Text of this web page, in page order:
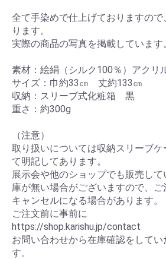
全て手染めで仕上げておりますの
ります。
実際の商品の写真を掲載しています
素材：絵絹（シルク100％）アクリ
サイズ：巾約33㎝ 丈約133㎝
収納：スリーブ式化粧箱 黒
重さ：約300g
（注意）
取り扱いについては収納スリーブ
て明記してあります。
展示会や他のショップでも販売し
庫が無い場合がございますので、
キャンセルになる場合があります。
ご注文前に事前に
https://shop.karishu.jp/contact
お問い合わせから在庫確認をして
す。